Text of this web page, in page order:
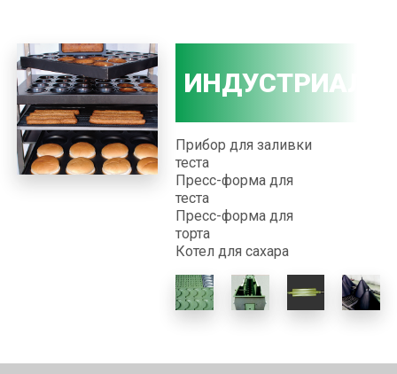
ПОКРЫТИЯ
Прибор для заливки
теста
Пресс-форма для
теста
Пресс-форма для
торта
Котел для сахара